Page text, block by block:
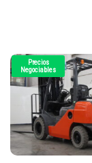
Precios
Negociables